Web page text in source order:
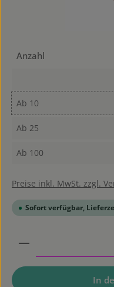
Anzahl
Ab 10
Ab 25
Ab 100
Preise inkl. MwSt. zzgl.
Sofort verfügbar,
Produkt Anzahl:
In